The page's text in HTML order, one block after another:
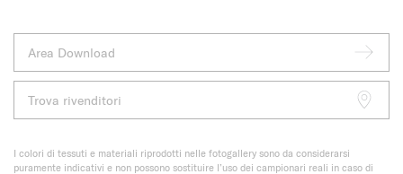
Area Download
Trova rivenditori
I colori di tessuti e materiali riprodotti nelle fotogallery sono da considerarsi
puramente indicativi e non possono sostituire l’uso dei campionari reali in caso di